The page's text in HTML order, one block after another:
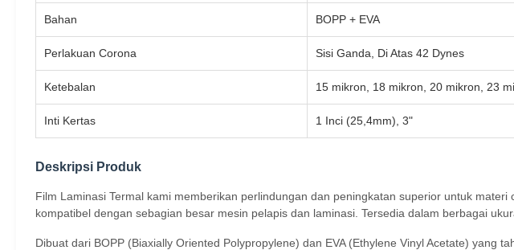
Bahan BOPP + EVA
Perlakuan Corona Sisi Ganda, Di Atas 42 Dynes
Ketebalan 15 mikron, 18 mikron, 20 mikron, 23
Inti Kertas 1 Inci (25,4mm), 3"
Deskripsi Produk
Film Laminasi Termal kami memberikan perlindungan dan peningkatan superior untuk
kompatibel dengan sebagian besar mesin pelapis dan laminasi. Tersedia dalam berbagai
Dibuat dari BOPP (Biaxially Oriented Polypropylene) dan EVA (Ethylene Vinyl Acetate)